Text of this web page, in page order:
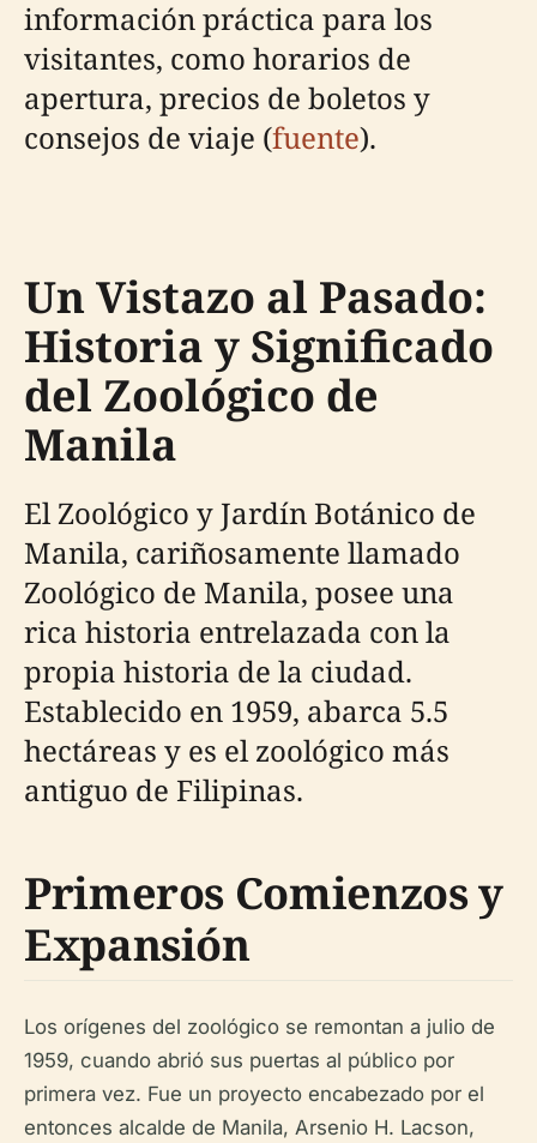
información práctica para los
visitantes, como horarios de
apertura, precios de boletos y
consejos de viaje (fuente).
Un Vistazo al Pasado:
Historia y Significado
del Zoológico de
Manila
El Zoológico y Jardín Botánico de
Manila, cariñosamente llamado
Zoológico de Manila, posee una
rica historia entrelazada con la
propia historia de la ciudad.
Establecido en 1959, abarca 5.5
hectáreas y es el zoológico más
antiguo de Filipinas.
Primeros Comienzos y
Expansión
Los orígenes del zoológico se remontan a julio de
1959, cuando abrió sus puertas al público por
primera vez. Fue un proyecto encabezado por el
entonces alcalde de Manila, Arsenio H. Lacson,